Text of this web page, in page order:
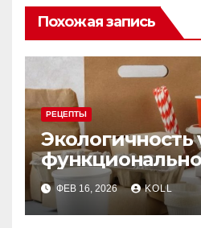
Похожая запись
РЕЦЕПТЫ
Экологичность
выбрать
для заведения
ФЕВ 16, 2026 KOLL